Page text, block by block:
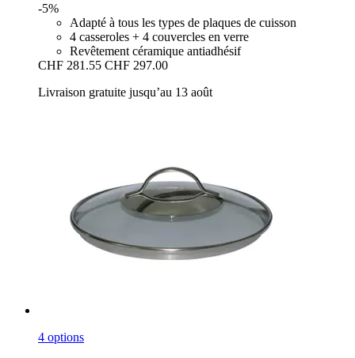
-5%
Adapté à tous les types de plaques de cuisson
4 casseroles + 4 couvercles en verre
Revêtement céramique antiadhésif
CHF 281.55 CHF 297.00
Livraison gratuite jusqu’au 13 août
4 options